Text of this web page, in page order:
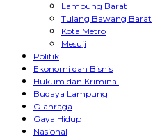
Lampung Barat
Tulang Bawang Barat
Kota Metro
Mesuji
Politik
Ekonomi dan Bisnis
Hukum dan Kriminal
Budaya Lampung
Olahraga
Gaya Hidup
Nasional